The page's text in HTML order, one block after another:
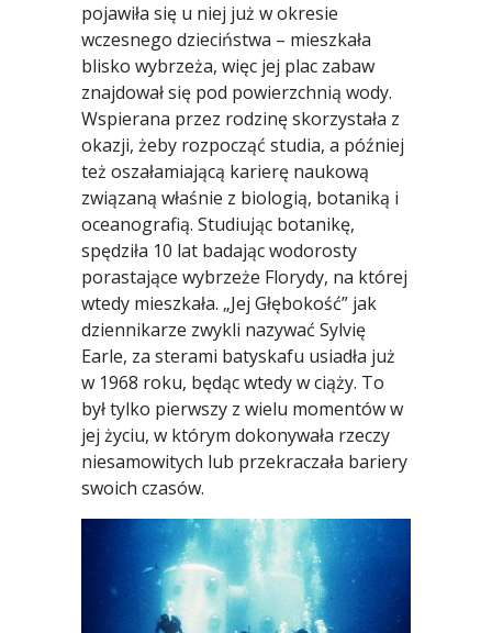
pojawiła się u niej już w okresie
wczesnego dzieciństwa – mieszkała
blisko wybrzeża, więc jej plac zabaw
znajdował się pod powierzchnią wody.
Wspierana przez rodzinę skorzystała z
okazji, żeby rozpocząć studia, a później
też oszałamiającą karierę naukową
związaną właśnie z biologią, botaniką i
oceanografią. Studiując botanikę,
spędziła 10 lat badając wodorosty
porastające wybrzeże Florydy, na której
wtedy mieszkała. „Jej Głębokość” jak
dziennikarze zwykli nazywać Sylvię
Earle, za sterami batyskafu usiadła już
w 1968 roku, będąc wtedy w ciąży. To
był tylko pierwszy z wielu momentów w
jej życiu, w którym dokonywała rzeczy
niesamowitych lub przekraczała bariery
swoich czasów.